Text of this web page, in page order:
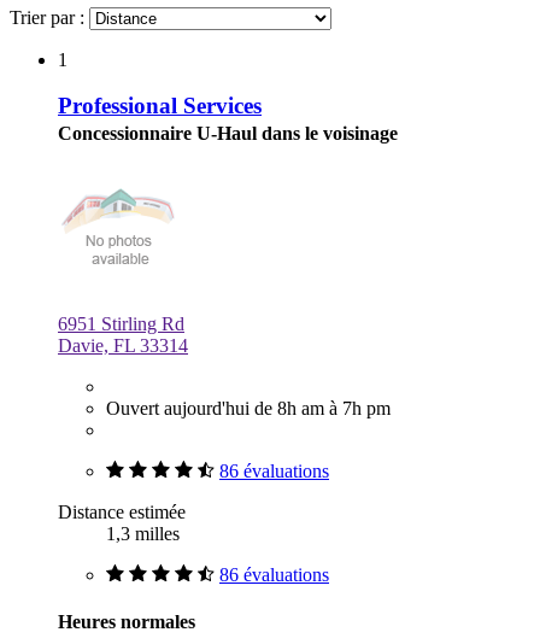
Trier par :
1
Professional Services
Concessionnaire U-Haul dans le voisinage
6951 Stirling Rd
Davie, FL 33314
Ouvert aujourd'hui de 8h am à 7h pm
86 évaluations
Distance estimée
1,3 milles
86 évaluations
Heures normales